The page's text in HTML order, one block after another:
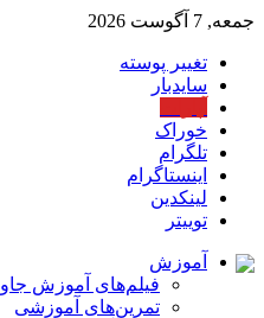
جمعه, 7 آگوست 2026
تغییر پوسته
سایدبار
خوراک
تلگرام
اینستاگرام
لینکدین
توییتر
آموزش
فیلم‌های آموزش جاوا
تمرین‌های آموزشی